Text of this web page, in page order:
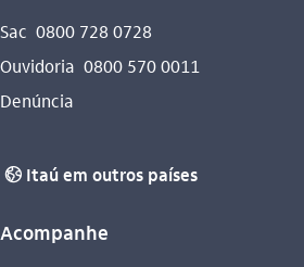
Sac 0800 728 0728
Ouvidoria 0800 570 0011
Denúncia
globo_outline Itaú em outros países
Acompanhe